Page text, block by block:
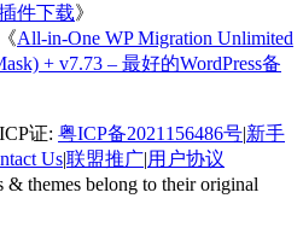
件下载》
All-in-One WP Migration Unlimited
+ v7.73 – 最好的WordPress备
证: 粤ICP备2021156486号|新手
Us|联盟推广|用户协议
& themes belong to their original